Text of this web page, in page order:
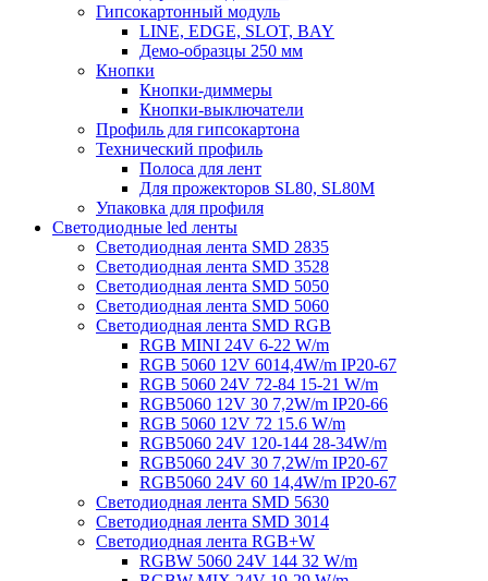
Гипсокартонный модуль
LINE, EDGE, SLOT, BAY
Демо-образцы 250 мм
Кнопки
Кнопки-диммеры
Кнопки-выключатели
Профиль для гипсокартона
Технический профиль
Полоса для лент
Для прожекторов SL80, SL80M
Упаковка для профиля
Светодиодные led ленты
Светодиодная лента SMD 2835
Светодиодная лента SMD 3528
Светодиодная лента SMD 5050
Светодиодная лента SMD 5060
Светодиодная лента SMD RGB
RGB MINI 24V 6-22 W/m
RGB 5060 12V 6014,4W/m IP20-67
RGB 5060 24V 72-84 15-21 W/m
RGB5060 12V 30 7,2W/m IP20-66
RGB 5060 12V 72 15.6 W/m
RGB5060 24V 120-144 28-34W/m
RGB5060 24V 30 7,2W/m IP20-67
RGB5060 24V 60 14,4W/m IP20-67
Светодиодная лента SMD 5630
Светодиодная лента SMD 3014
Светодиодная лента RGB+W
RGBW 5060 24V 144 32 W/m